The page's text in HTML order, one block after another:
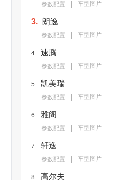
参数配置 车型图片
3. 朗逸
参数配置 车型图片
4. 速腾
参数配置 车型图片
5. 凯美瑞
参数配置 车型图片
6. 雅阁
参数配置 车型图片
7. 轩逸
参数配置 车型图片
8. 高尔夫